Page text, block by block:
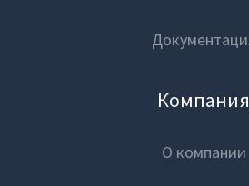
Компания
О компании